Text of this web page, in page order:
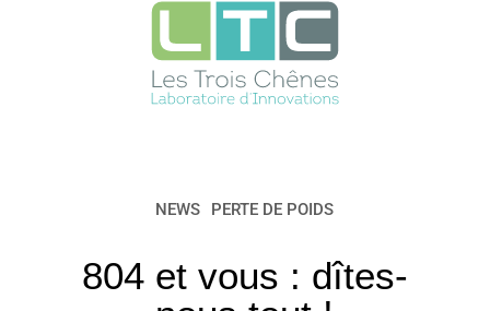
NEWS PERTE DE POIDS
804 et vous : dîtes-